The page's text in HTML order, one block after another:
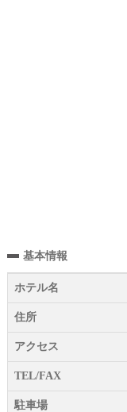
基本情報
ホテル名
住所
アクセス
TEL/FAX
駐車場